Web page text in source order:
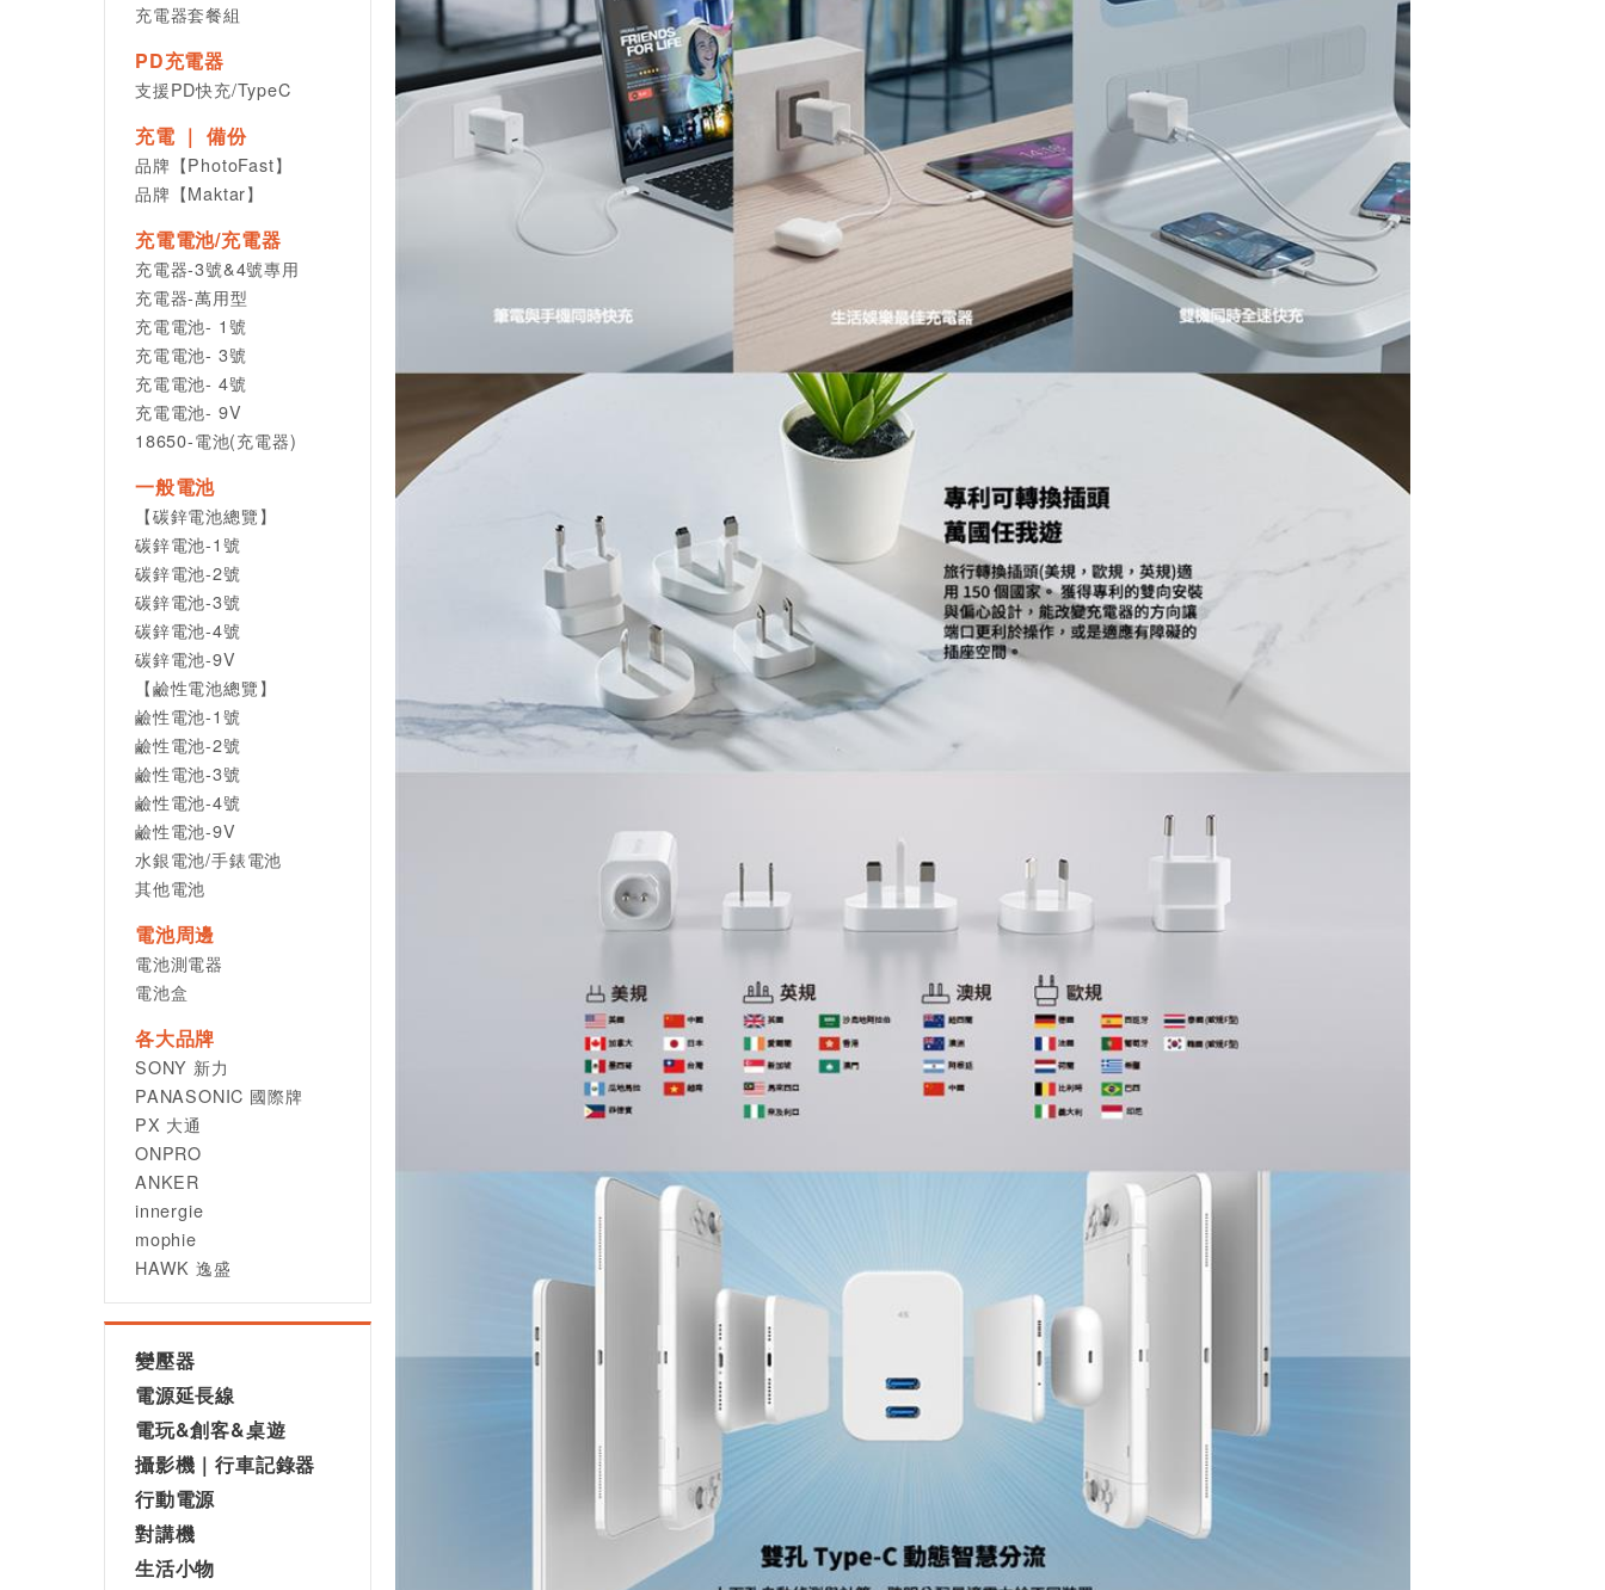
充電器套餐組
PD充電器
支援PD快充/TypeC
充電 ｜ 備份
品牌【PhotoFast】
品牌【Maktar】
充電電池/充電器
充電器-3號&4號專用
充電器-萬用型
充電電池- 1號
充電電池- 3號
充電電池- 4號
充電電池- 9V
18650-電池(充電器)
一般電池
【碳鋅電池總覽】
碳鋅電池-1號
碳鋅電池-2號
碳鋅電池-3號
碳鋅電池-4號
碳鋅電池-9V
【鹼性電池總覽】
鹼性電池-1號
鹼性電池-2號
鹼性電池-3號
鹼性電池-4號
鹼性電池-9V
水銀電池/手錶電池
其他電池
電池周邊
電池測電器
電池盒
各大品牌
SONY 新力
PANASONIC 國際牌
PX 大通
ONPRO
ANKER
innergie
mophie
HAWK 逸盛
變壓器
電源延長線
電玩&創客&桌遊
攝影機｜行車記錄器
行動電源
對講機
生活小物